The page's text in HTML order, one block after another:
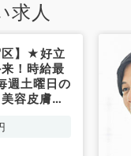
求人
区】★好立
！時給最
土曜日の
容皮膚科